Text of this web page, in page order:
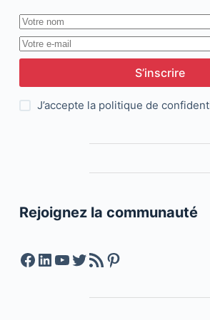
S’inscrire
J’accepte la politique de
Rejoignez la communauté
Facebook
LinkedIn
YouTube
Twitter
Feed RSSPinterest